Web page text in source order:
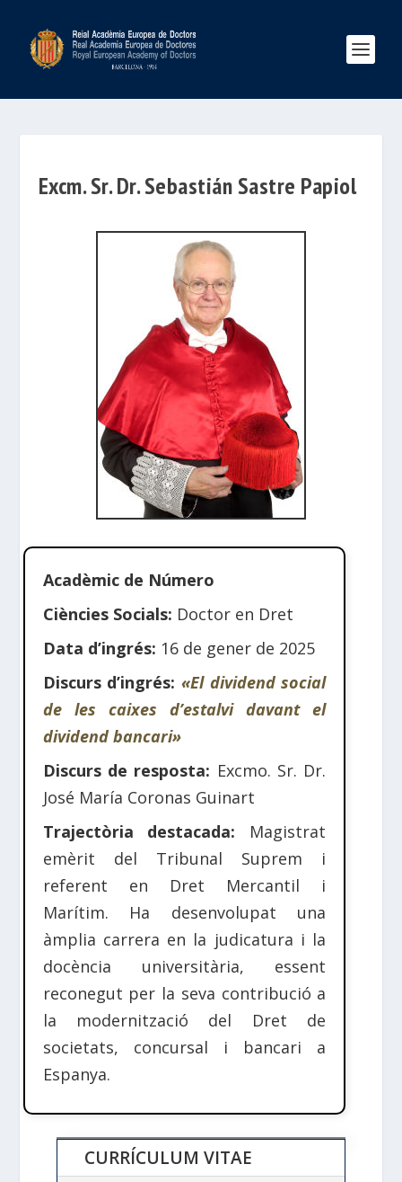
Excm. Sr. Dr. Sebastián Sastre Papiol
Acadèmic de Número
Ciències Socials: Doctor en Dret
Data d’ingrés: 16 de gener de 2025
Discurs d’ingrés: «El dividend social
de les caixes d’estalvi davant el
dividend bancari»
Discurs de resposta: Excmo. Sr. Dr.
José María Coronas Guinart
Trajectòria destacada: Magistrat
emèrit del Tribunal Suprem i
referent en Dret Mercantil i
Marítim. Ha desenvolupat una
àmplia carrera en la judicatura i la
docència universitària, essent
reconegut per la seva contribució a
la modernització del Dret de
societats, concursal i bancari a
Espanya.
CURRÍCULUM VITAE